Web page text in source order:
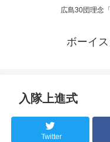
広島30団理念
ボーイ
入隊上進式
Twitter